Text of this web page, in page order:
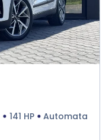
141 HP Automata